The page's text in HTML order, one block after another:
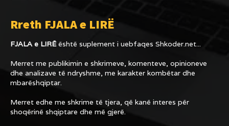
Rreth FJALA e LIRË
FJALA e LIRËështë suplement i uebfaqes Shkoder.net...
Merret me publikimin e shkrimeve, komenteve, opinioneve
dhe analizave të ndryshme, me karakter kombëtar dhe
mbarëshqiptar.
Merret edhe me shkrime të tjera, që kanë interes për
shoqërinë shqiptare dhe më gjerë.